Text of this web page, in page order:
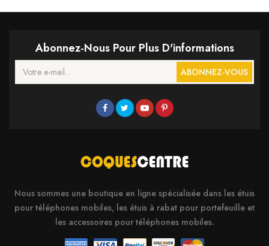
Abonnez-Nous Pour Plus D'informations
ABONNEZ-VOUS
Nous sommes une boutique en ligne spécialisée dans les étuis
pour téléphones mobiles, les étuis à rabat pour portefeuille et
les accessoires pour téléphones mobiles.